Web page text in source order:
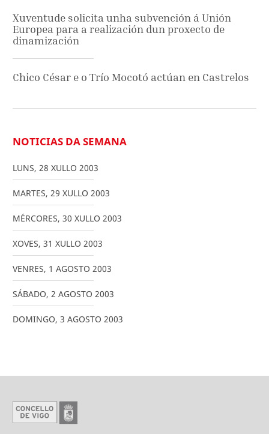
Xuventude solicita unha subvención á Unión
Europea para a realización dun proxecto de
dinamización
Chico César e o Trío Mocotó actúan en Castrelos
NOTICIAS DA SEMANA
LUNS, 28 XULLO 2003
MARTES, 29 XULLO 2003
MÉRCORES, 30 XULLO 2003
XOVES, 31 XULLO 2003
VENRES, 1 AGOSTO 2003
SÁBADO, 2 AGOSTO 2003
DOMINGO, 3 AGOSTO 2003